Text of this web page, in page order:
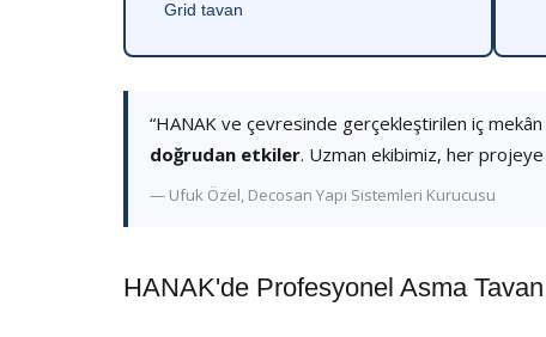
Grid tavan
“HANAK ve çevresinde gerçekleştirilen iç
doğrudan etkiler. Uzman ekibimiz, her
— Ufuk Özel, Decosan Yapı Sistemleri Kurucusu
HANAK'de Profesyonel Asma Tavan